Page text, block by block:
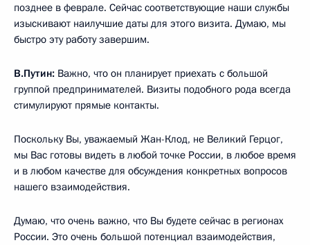
позднее в феврале. Сейчас соответствующие наши службы
изыскивают наилучшие даты для этого визита. Думаю, мы
быстро эту работу завершим.
В.Путин: Важно, что он планирует приехать с большой
группой предпринимателей. Визиты подобного рода всегда
стимулируют прямые контакты.
Поскольку Вы, уважаемый Жан-Клод, не Великий Герцог,
мы Вас готовы видеть в любой точке России, в любое время
и в любом качестве для обсуждения конкретных вопросов
нашего взаимодействия.
Думаю, что очень важно, что Вы будете сейчас в регионах
России. Это очень большой потенциал взаимодействия,